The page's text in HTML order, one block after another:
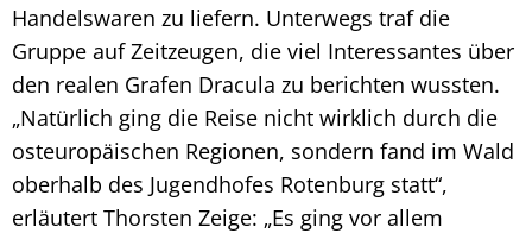
Handelswaren zu liefern. Unterwegs traf die
Gruppe auf Zeitzeugen, die viel Interessantes über
den realen Grafen Dracula zu berichten wussten.
„Natürlich ging die Reise nicht wirklich durch die
osteuropäischen Regionen, sondern fand im Wald
oberhalb des Jugendhofes Rotenburg statt“,
erläutert Thorsten Zeige: „Es ging vor allem